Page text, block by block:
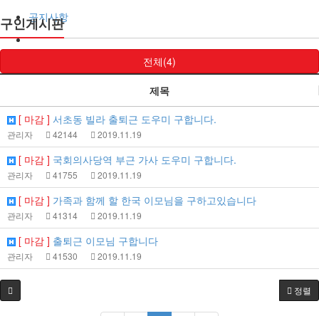
공지사항
구인게시판
전체(4)
제목
[ 마감 ] 서초동 빌라 출퇴근 도우미 구합니다.
관리자 42144 2019.11.19
[ 마감 ] 국회의사당역 부근 가사 도우미 구합니다.
관리자 41755 2019.11.19
[ 마감 ] 가족과 함께 할 한국 이모님을 구하고있습니다
관리자 41314 2019.11.19
[ 마감 ] 출퇴근 이모님 구합니다
관리자 41530 2019.11.19
정렬